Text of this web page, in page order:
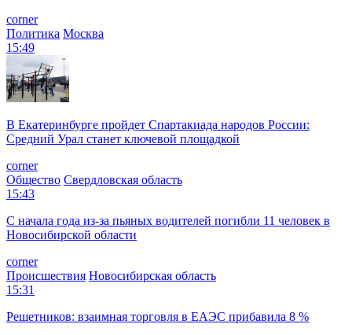
corner
Политика Москва
15:49
В Екатеринбурге пройдет Спартакиада народов России:
Средний Урал станет ключевой площадкой
corner
Общество Свердловская область
15:43
С начала года из‑за пьяных водителей погибли 11 человек в
Новосибирской области
corner
Происшествия Новосибирская область
15:31
Решетников: взаимная торговля в ЕАЭС прибавила 8 %